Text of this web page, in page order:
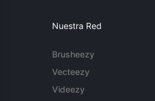
Nuestra Red
Brusheezy
Vecteezy
Videezy